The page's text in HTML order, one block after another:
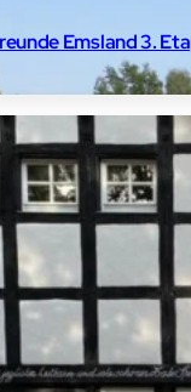
Emsland 3.